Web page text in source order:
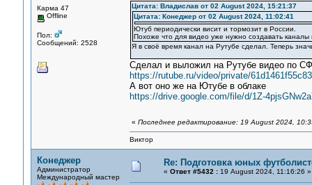
Карма 47
Offline
Пол:
Сообщений: 2528
Цитата: Владислав от 02 August 2024, 15:21:37
Цитата: Конеджер от 02 August 2024, 11:02:41
Ютуб периодически висит и тормозит в России.
Похоже что для видео уже нужно создавать каналы
Я в своё время канал на Рутубе сделал. Теперь
Сделал и выложил на Рутубе видео по
https://rutube.ru/video/private/
А вот оно же на Ютубе в облаке
https://drive.google.com/file/d/1Z-
« Последнее редактирование: 19 August 2024,
Виктор
Конеджер
Администратор
Международный мастер
Re: Подготовка юных
« Ответ #5432 :19 August 2024, 11:16:26 »